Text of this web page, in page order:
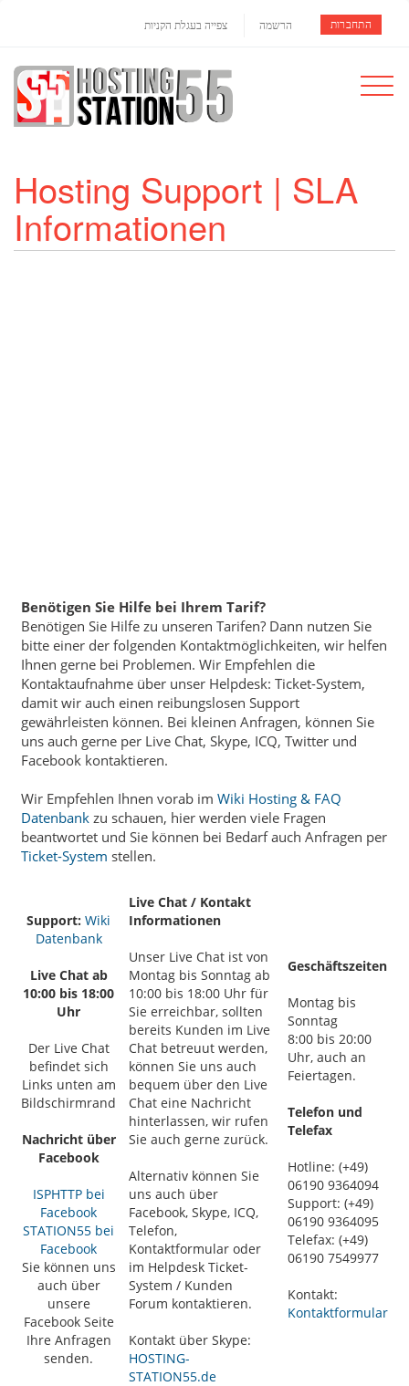
צפייה בעגלת הקניות הרשמה התחברות
Toggle
Hosting Support | SLA
Informationen
Benötigen Sie Hilfe bei Ihrem Tarif?
Benötigen Sie Hilfe zu unseren Tarifen? Dann nutzen Sie
bitte einer der folgenden Kontaktmöglichkeiten, wir helfen
Ihnen gerne bei Problemen. Wir Empfehlen die
Kontaktaufnahme über unser Helpdesk: Ticket-System,
damit wir auch einen reibungslosen Support
gewährleisten können. Bei kleinen Anfragen, können Sie
uns auch gerne per Live Chat, Skype, ICQ, Twitter und
Facebook kontaktieren.
Wir Empfehlen Ihnen vorab im Wiki Hosting & FAQ
Datenbank zu schauen, hier werden viele Fragen
beantwortet und Sie können bei Bedarf auch Anfragen per
Ticket-System stellen.
Support: Wiki
Datenbank
Live Chat ab
10:00 bis 18:00
Uhr
Der Live Chat
befindet sich
Links unten am
Bildschirmrand
Nachricht über
Facebook
ISPHTTP bei
Facebook
STATION55 bei
Facebook
Sie können uns
auch über
unsere
Facebook Seite
Ihre Anfragen
senden.
Live Chat / Kontakt
Informationen
Unser Live Chat ist von
Montag bis Sonntag ab
10:00 bis 18:00 Uhr für
Sie erreichbar, sollten
bereits Kunden im Live
Chat betreuut werden,
können Sie uns auch
bequem über den Live
Chat eine Nachricht
hinterlassen, wir rufen
Sie auch gerne zurück.
Alternativ können Sie
uns auch über
Facebook, Skype, ICQ,
Telefon,
Kontaktformular oder
im Helpdesk Ticket-
System / Kunden
Forum kontaktieren.
Kontakt über Skype:
HOSTING-
STATION55.de
Geschäftszeiten
Montag bis
Sonntag
8:00 bis 20:00
Uhr, auch an
Feiertagen.
Telefon und
Telefax
Hotline: (+49)
06190 9364094
Support: (+49)
06190 9364095
Telefax: (+49)
06190 7549977
Kontakt:
Kontaktformular